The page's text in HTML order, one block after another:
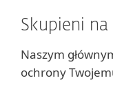
Skupieni
Naszym
ochrony